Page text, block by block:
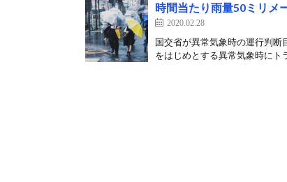
時間当たり雨量50ミリメ
2020.02.28
国交省が異常気象時の運行判
をはじめとする異常気象時にト